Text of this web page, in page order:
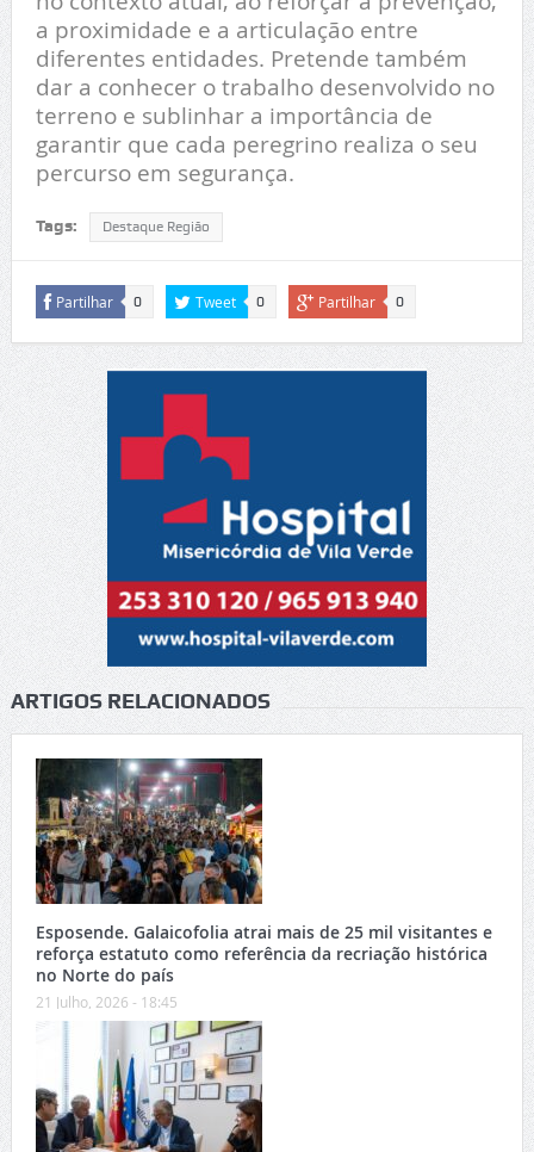
a proximidade e a articulação entre
diferentes entidades. Pretende também
dar a conhecer o trabalho desenvolvido no
terreno e sublinhar a importância de
garantir que cada peregrino realiza o seu
percurso em segurança.
Tags: Destaque Região
Partilhar 0 Tweet 0 Partilhar 0
ARTIGOS RELACIONADOS
Esposende. Galaicofolia atrai mais de 25 mil visitantes e
reforça estatuto como referência da recriação histórica
no Norte do país
21 Julho, 2026 - 18:45